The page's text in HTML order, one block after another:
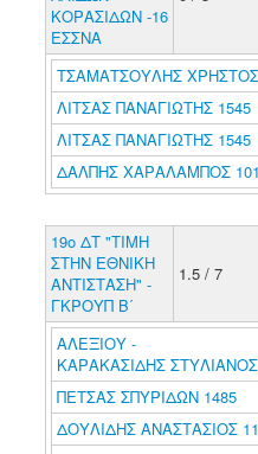
ΚΟΡΑΣΙΔΩΝ -16
ΕΣΣΝΑ
ΤΣΑΜΑΤΣΟΥΛΗΣ ΧΡΗΣΤΟΣ
ΛΙΤΣΑΣ ΠΑΝΑΓΙΩΤΗΣ 1545
ΛΙΤΣΑΣ ΠΑΝΑΓΙΩΤΗΣ 1545
ΔΑΛΠΗΣ ΧΑΡΑΛΑΜΠΟΣ
19ο ΔΤ "ΤΙΜΗ
ΣΤΗΝ ΕΘΝΙΚΗ
ΑΝΤΙΣΤΑΣΗ" -
ΓΚΡΟΥΠ Β΄
1.5 / 7
ΑΛΕΞΙΟΥ -
ΚΑΡΑΚΑΣΙΔΗΣ ΣΤΥΛΙΑΝΟΣ
ΠΕΤΣΑΣ ΣΠΥΡΙΔΩΝ 1485
ΔΟΥΛΙΔΗΣ ΑΝΑΣΤΑΣΙΟΣ